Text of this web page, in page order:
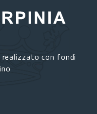
con fondi